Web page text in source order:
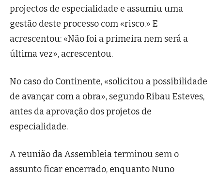
projectos de especialidade e assumiu uma
gestão deste processo com «risco.» E
acrescentou: «Não foi a primeira nem será a
última vez», acrescentou.
No caso do Continente, «solicitou a possibilidade
de avançar com a obra», segundo Ribau Esteves,
antes da aprovação dos projetos de
especialidade.
A reunião da Assembleia terminou sem o
assunto ficar encerrado, enquanto Nuno